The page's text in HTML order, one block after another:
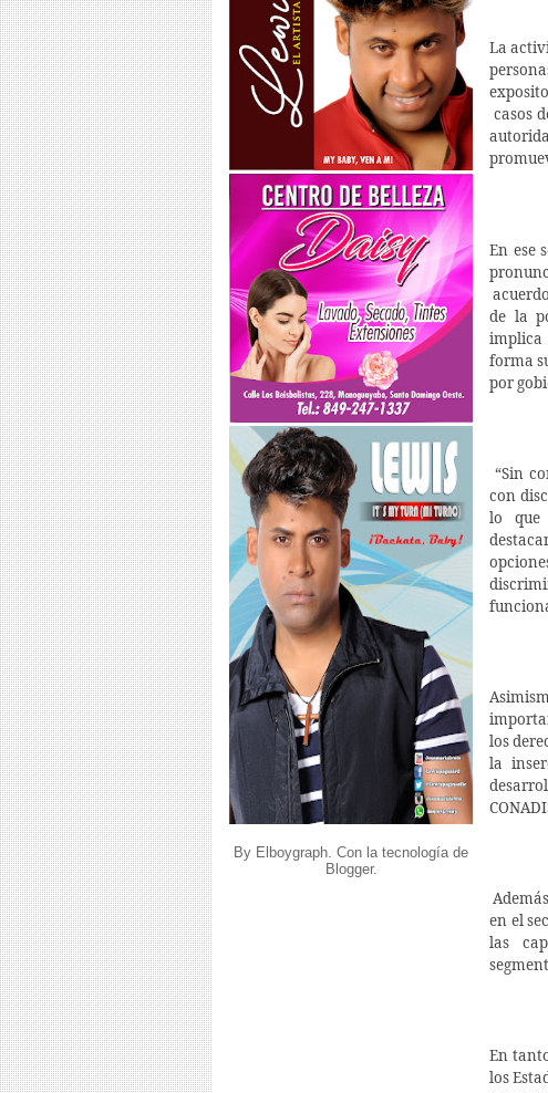
By Elboygraph. Con la tecnología de
Blogger.
La
casos
En ese
de la
implica
forma
por
“Sin
con
lo que
los
la
en el
las
En
los